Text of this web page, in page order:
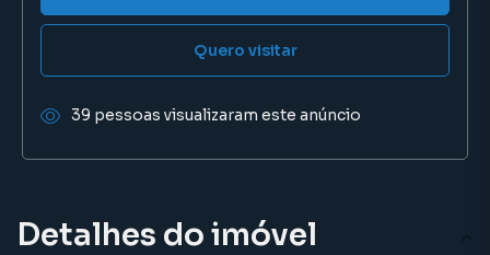
Detalhes do imóvel
Quero visitar
39 pessoas visualizaram este anúncio